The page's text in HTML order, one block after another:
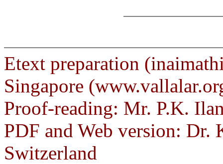
Etext preparation
Singapore
Proof-reading: Mr. P.K.
PDF and Web version: Dr.
Switzerland